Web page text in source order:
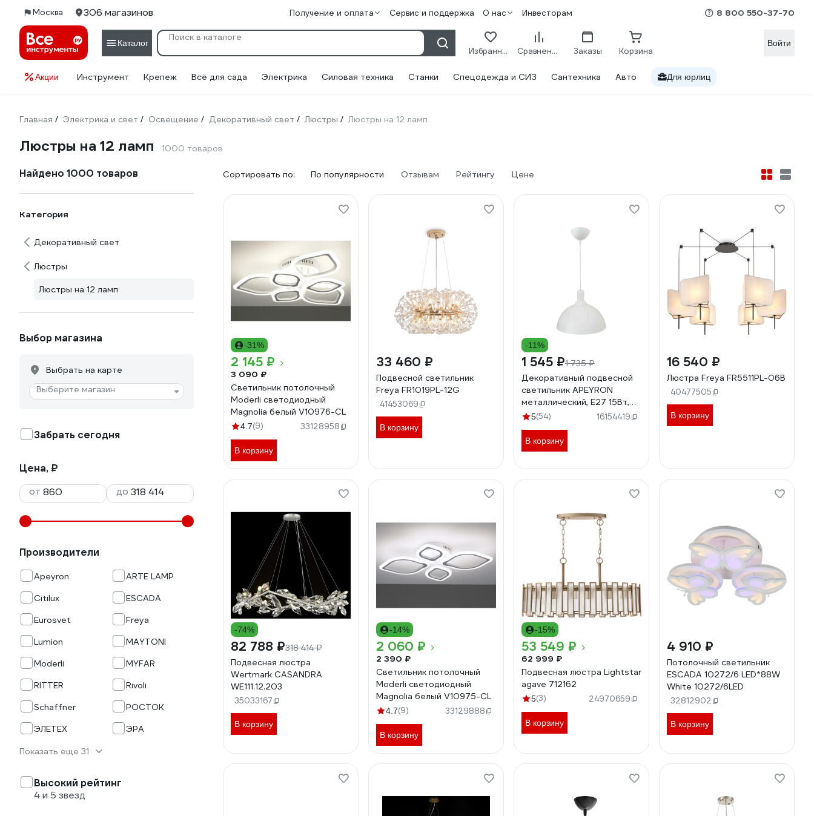
Москва 306 магазинов Получение и оплата Сервис и поддержка О нас Инвесторам 8 800 550-37-70
Каталог
Избранное Сравнение Заказы Корзина
Войти
Акции Инструмент Крепеж Всё для сада Электрика Силовая техника Станки Спецодежда и СИЗ Сантехника Авто Для юрлиц
Главная / Электрика и свет / Освещение / Декоративный свет / Люстры / Люстры на 12 ламп
Люстры на 12 ламп 1000 товаров
Найдено 1000 товаров
Категория
Декоративный свет
Люстры
Люстры на 12 ламп
Выбор магазина
Выбрать на карте
Выберите магазин
Забрать сегодня
Цена, ₽
от
до
Производители
Apeyron
ARTE LAMP
Citilux
ESCADA
Eurosvet
Freya
Lumion
MAYTONI
Moderli
MYFAR
RITTER
Rivoli
Schaffner
РОСТОК
ЭЛЕТЕХ
ЭРА
Показать еще 31
Высокий рейтинг
4 и 5 звезд
Сортировать по: По популярности Отзывам Рейтингу Цене
-31%
2 145 ₽
3 090 ₽
Светильник потолочный
Moderli светодиодный
Magnolia белый V10976-CL
4.7(9) 33128958
В корзину
33 460 ₽
Подвесной светильник
Freya FR1019PL-12G
41453069
В корзину
-11%
1 545 ₽1 735 ₽
Декоративный подвесной
светильник APEYRON
металлический, Е27 15Вт,
220В, белый 12-101
5(54) 16154419
В корзину
16 540 ₽
Люстра Freya FR5511PL-06B
40477505
В корзину
-74%
82 788 ₽318 414 ₽
Подвесная люстра
Wertmark CASANDRA
WE111.12.203
35033167
В корзину
-14%
2 060 ₽
2 390 ₽
Светильник потолочный
Moderli светодиодный
Magnolia белый V10975-CL
4.7(9) 33129888
В корзину
-15%
53 549 ₽
62 999 ₽
Подвесная люстра Lightstar
agave 712162
5(3) 24970659
В корзину
4 910 ₽
Потолочный светильник
ESCADA 10272/6 LED*88W
White 10272/6LED
32812902
В корзину